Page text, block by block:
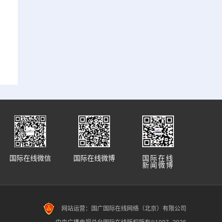
国际在线
新闻微博
国际在线微博
国际在线微信
网站运营：国广国际在线网络（北京）有限公司